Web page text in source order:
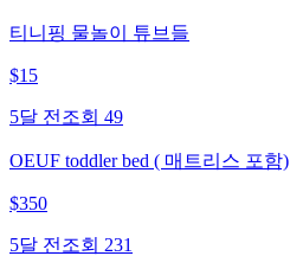
티니핑 물놀이 튜브들
$15
5달 전 조회 49
OEUF toddler bed ( 매트리스 포함)
$350
5달 전 조회 231